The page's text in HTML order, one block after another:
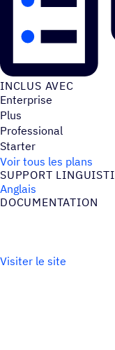
INCLUS AVEC
Enterprise
Plus
Professional
Starter
Voir tous les plans
SUPPORT
Anglais
DOCU­MEN­TA­TION
Visiter le site